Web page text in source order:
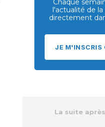
Chaque
l'actualité de
directement
JE M'INSCRIS